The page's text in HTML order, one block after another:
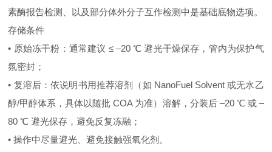
素酶报告检测、以及部分体外分子互作检测中是基础底物选项。
存储条件
• 原始冻干粉：通常建议 ≤ –20 ℃ 避光干燥保存，管内为保护气
氛密封；
• 复溶后：依说明书用推荐溶剂（如 NanoFuel Solvent 或无水乙
醇/甲醇体系，具体以随批 COA 为准）溶解，分装后 –20 ℃ 或 –
80 ℃ 避光保存，避免反复冻融；
• 操作中尽量避光、避免接触强氧化剂。